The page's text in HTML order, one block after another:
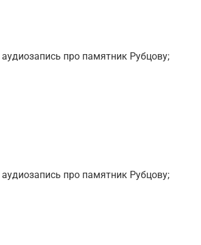
про памятник Рубцову;
про памятник Рубцову;